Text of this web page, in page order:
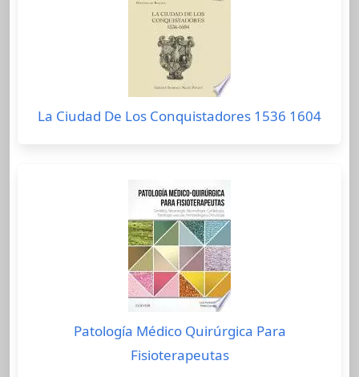
La Ciudad De Los Conquistadores 1536 1604
Patología Médico Quirúrgica Para
Fisioterapeutas